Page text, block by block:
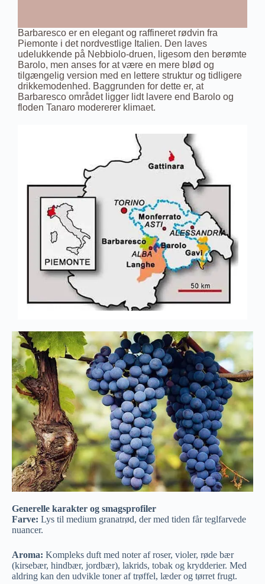
Barbaresco er en elegant og raffineret rødvin fra
Piemonte i det nordvestlige Italien. Den laves
udelukkende på Nebbiolo-druen, ligesom den berømte
Barolo, men anses for at være en mere blød og
tilgængelig version med en lettere struktur og tidligere
drikkemodenhed. Baggrunden for dette er, at
Barbaresco området ligger lidt lavere end Barolo og
floden Tanaro modererer klimaet.
Generelle karakter og smagsprofiler
Farve: Lys til medium granatrød, der med tiden får teglfarvede
nuancer.
Aroma: Kompleks duft med noter af roser, violer, røde bær
(kirsebær, hindbær, jordbær), lakrids, tobak og krydderier. Med
aldring kan den udvikle toner af trøffel, læder og tørret frugt.